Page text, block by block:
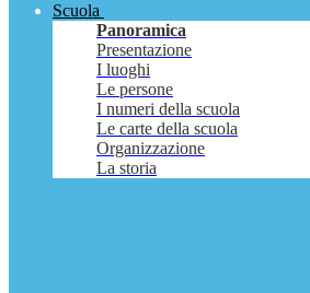
Scuola
Panoramica
Presentazione
I luoghi
Le persone
I numeri della scuola
Le carte della scuola
Organizzazione
La storia